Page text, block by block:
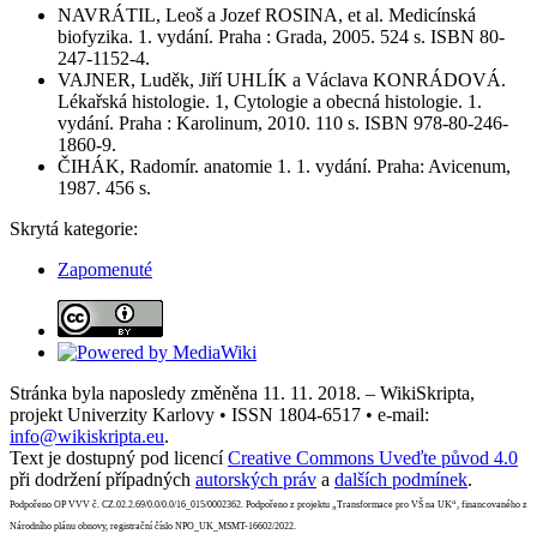
NAVRÁTIL, Leoš a Jozef ROSINA, et al. Medicínská
biofyzika. 1. vydání. Praha : Grada, 2005. 524 s. ISBN 80-
247-1152-4.
VAJNER, Luděk, Jiří UHLÍK a Václava KONRÁDOVÁ.
Lékařská histologie. 1, Cytologie a obecná histologie. 1.
vydání. Praha : Karolinum, 2010. 110 s. ISBN 978-80-246-
1860-9.
ČIHÁK, Radomír. anatomie 1. 1. vydání. Praha: Avicenum,
1987. 456 s.
Skrytá kategorie:
Zapomenuté
Stránka byla naposledy změněna 11. 11. 2018. – WikiSkripta,
projekt Univerzity Karlovy • ISSN 1804-6517 • e-mail:
info@wikiskripta.eu.
Text je dostupný pod licencíCreative Commons Uveďte původ 4.0
při dodržení případných autorských práv a dalších podmínek.
Podpořeno OP VVV č. CZ.02.2.69/0.0/0.0/16_015/0002362. Podpořeno z projektu „Transformace pro VŠ na UK“, financovaného z
Národního plánu obnovy, registrační číslo NPO_UK_MSMT-16602/2022.